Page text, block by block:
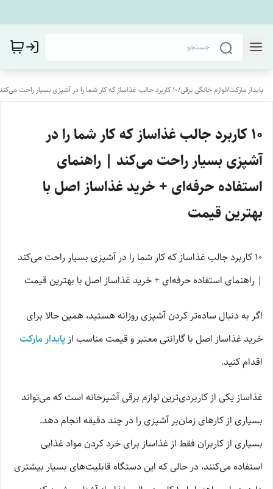
پایدار مارکت/لوازم خانگی برقی/۱۰ کاربرد جالب غذاساز که کار شما را در آشپزی بسیار راحت می‌کند | راهنمای استفاده حرفه‌ای + خرید غذاساز اصل با بهترین قیمت
۱۰ کاربرد جالب غذاساز که کار شما را در
آشپزی بسیار راحت می‌کند | راهنمای
استفاده حرفه‌ای + خرید غذاساز اصل با
بهترین قیمت
۱۰ کاربرد جالب غذاساز که کار شما را در آشپزی بسیار راحت می‌کند
| راهنمای استفاده حرفه‌ای + خرید غذاساز اصل با بهترین قیمت
اگر به دنبال ساده‌تر کردن آشپزی روزانه هستید، همین حالا برای
خرید غذاساز اصل با گارانتی معتبر و قیمت مناسب از پایدار مارکت
اقدام کنید.
غذاساز یکی از کاربردی‌ترین لوازم برقی آشپزخانه است که می‌تواند
بسیاری از کارهای زمان‌بر آشپزی را در چند دقیقه انجام دهد.
بسیاری از کاربران فقط از غذاساز برای خرد کردن مواد غذایی
استفاده می‌کنند، در حالی که این دستگاه قابلیت‌های بسیار بیشتری